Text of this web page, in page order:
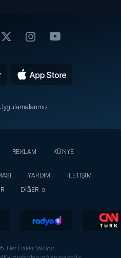
REKLAM
KÜNYE
YARDIM
İLETİŞİM
DİĞER
Her Hakkı Saklıdır.